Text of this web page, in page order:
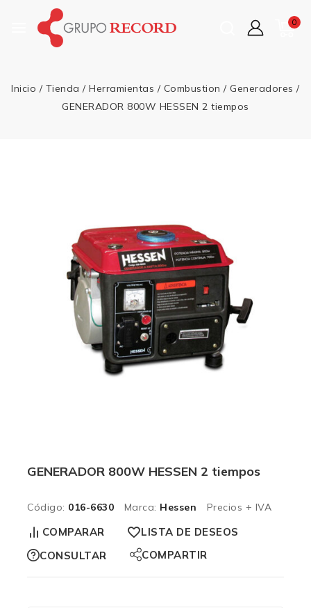
0
Inicio / Tienda / Herramientas / Combustion / Generadores /
GENERADOR 800W HESSEN 2 tiempos
GENERADOR 800W HESSEN 2 tiempos
Código: 016-6630 Marca: Hessen Precios + IVA
COMPARAR
LISTA DE DESEOS
CONSULTAR
COMPARTIR